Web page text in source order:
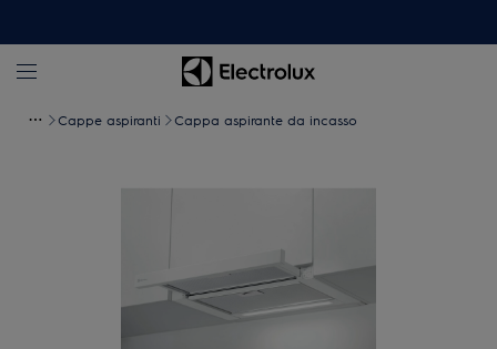
Cappe aspiranti Cappa aspirante da incasso